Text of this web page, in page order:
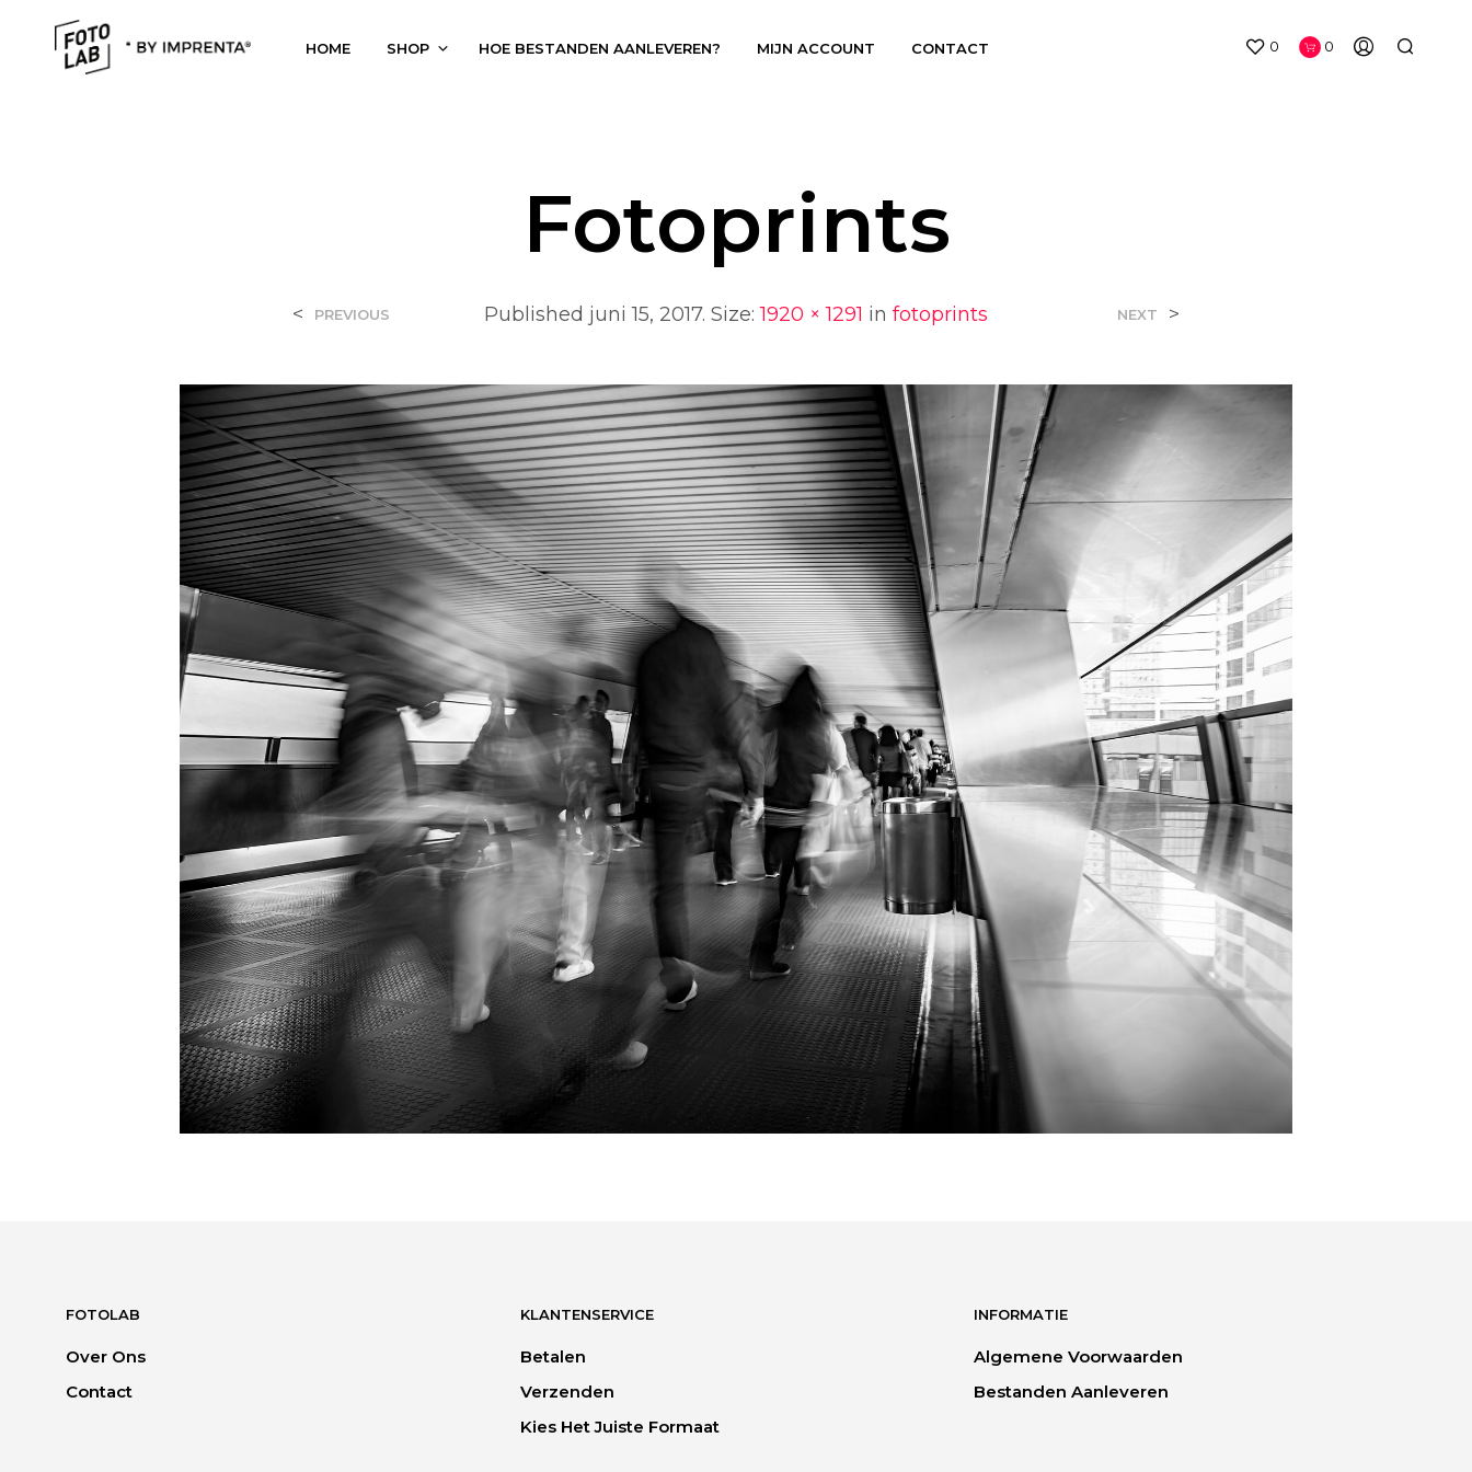
HOME SHOP HOE BESTANDEN AANLEVEREN? MIJN ACCOUNT CONTACT 0 0
Fotoprints
Published juni 15, 2017. Size:1920 × 1291 in fotoprints
< PREVIOUS NEXT >
FOTOLAB
Over Ons
Contact
KLANTENSERVICE
Betalen
Verzenden
Kies Het Juiste Formaat
INFORMATIE
Algemene Voorwaarden
Bestanden Aanleveren